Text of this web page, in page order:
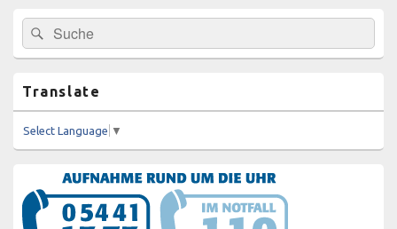
Primärer
Seitenleisten-
Widgetbereich
Suchen
nach:
Suchen
Translate
Select Language ▼